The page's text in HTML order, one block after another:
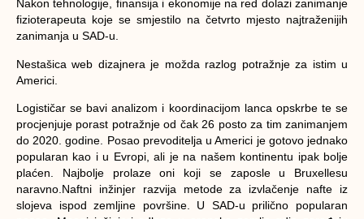
Nakon tehnologije, finansija i ekonomije na red dolazi zanimanje
fizioterapeuta koje se smjestilo na četvrto mjesto najtraženijih
zanimanja u SAD-u.
Nestašica web dizajnera je možda razlog potražnje za istim u
Americi.
Logističar se bavi analizom i koordinacijom lanca opskrbe te se
procjenjuje porast potražnje od čak 26 posto za tim zanimanjem
do 2020. godine. Posao prevoditelja u Americi je gotovo jednako
popularan kao i u Evropi, ali je na našem kontinentu ipak bolje
plaćen. Najbolje prolaze oni koji se zaposle u Bruxellesu
naravno.Naftni inžinjer razvija metode za izvlačenje nafte iz
slojeva ispod zemljine površine. U SAD-u prilično popularan